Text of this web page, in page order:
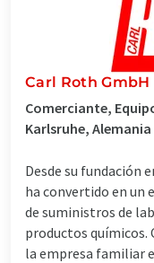
Carl Roth GmbH
Comerciante,
Karlsruhe, Alemania
Desde su fundación
ha convertido en un
de suministros de
productos químicos.
la empresa familiar